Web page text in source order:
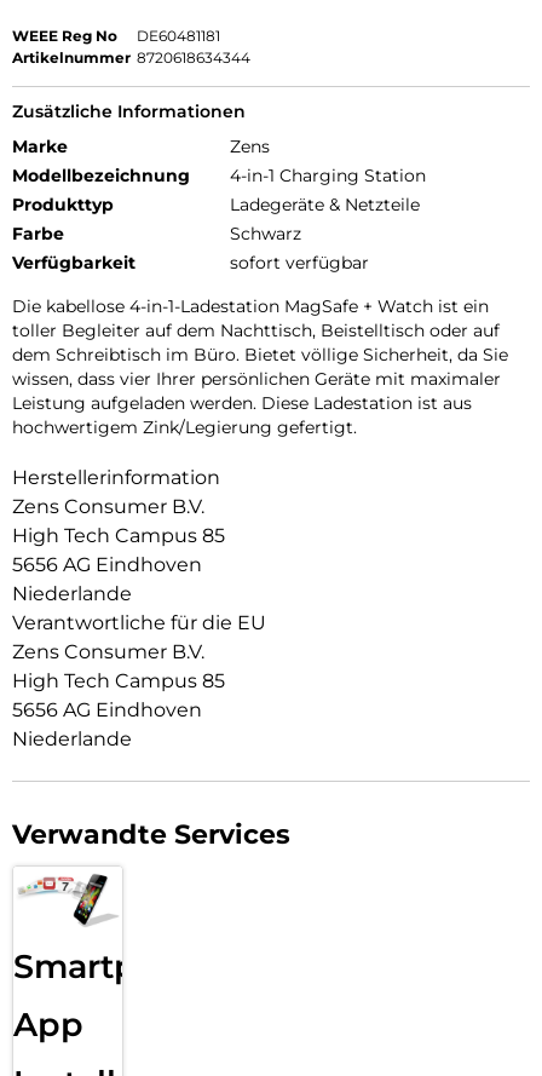
WEEE Reg No
DE60481181
Artikelnummer 8720618634344
Zusätzliche Informationen
Marke
Zens
Modellbezeichnung
4-in-1 Charging Station
Produkttyp
Ladegeräte & Netzteile
Farbe
Schwarz
Verfügbarkeit
sofort verfügbar
Die kabellose 4-in-1-Ladestation MagSafe + Watch ist ein
toller Begleiter auf dem Nachttisch, Beistelltisch oder auf
dem Schreibtisch im Büro. Bietet völlige Sicherheit, da Sie
wissen, dass vier Ihrer persönlichen Geräte mit maximaler
Leistung aufgeladen werden. Diese Ladestation ist aus
hochwertigem Zink/Legierung gefertigt.
Herstellerinformation
Zens Consumer B.V.
High Tech Campus 85
5656 AG Eindhoven
Niederlande
Verantwortliche für die EU
Zens Consumer B.V.
High Tech Campus 85
5656 AG Eindhoven
Niederlande
Verwandte Services
Smartphone
App